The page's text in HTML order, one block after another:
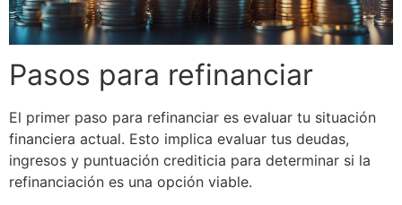
Pasos para refinanciar
El primer paso para refinanciar es evaluar tu situación
financiera actual. Esto implica evaluar tus deudas,
ingresos y puntuación crediticia para determinar si la
refinanciación es una opción viable.